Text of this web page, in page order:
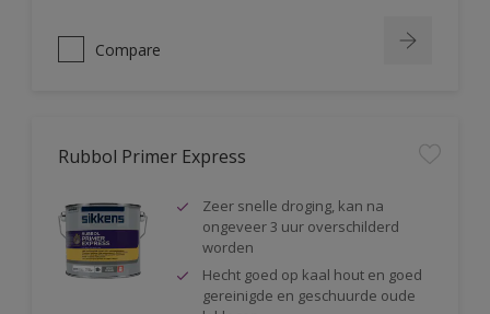
Compare
Rubbol Primer Express
Zeer snelle droging, kan na
ongeveer 3 uur overschilderd
worden
Hecht goed op kaal hout en goed
gereinigde en geschuurde oude